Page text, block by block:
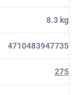
8.3 kg
4710483947735
275